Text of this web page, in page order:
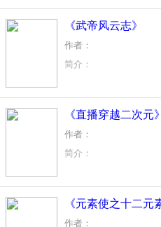
美女系统在床，装逼打
《武帝风云志》
作者：
简介：
寒天冻地，霜遮雾盖。
铁骑惊梦，转眼数载。
——《大雍国史.武帝本
《直播穿越二次元》
作者：
简介：
《元素使之十二元
作者：